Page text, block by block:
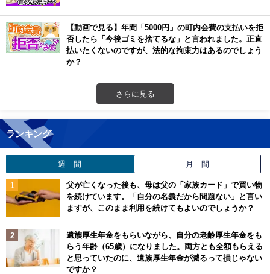
【動画で見る】年間「5000円」の町内会費の支払いを拒
否したら「今後ゴミを捨てるな」と言われました。正直
払いたくないのですが、法的な拘束力はあるのでしょう
か？
さらに見る
ランキング
週 間 月 間
父が亡くなった後も、母は父の「家族カード」で買い物
を続けています。「自分の名義だから問題ない」と言い
ますが、このまま利用を続けてもよいのでしょうか？
遺族厚生年金をもらいながら、自分の老齢厚生年金をも
らう年齢（65歳）になりました。両方とも全額もらえる
と思っていたのに、遺族厚生年金が減るって損じゃない
ですか？